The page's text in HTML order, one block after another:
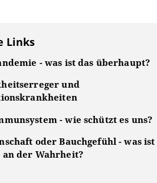
Links
- was ist das überhaupt?
und
- wie schützt es uns?
oder Bauchgefühl - was ist
an der Wahrheit?